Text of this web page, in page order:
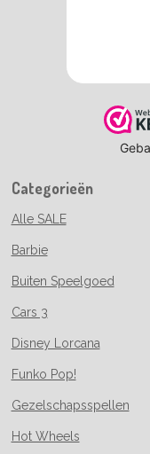
Categorieën
Alle SALE
Barbie
Buiten Speelgoed
Cars 3
Disney Lorcana
Funko Pop!
Gezelschapsspellen
Hot Wheels